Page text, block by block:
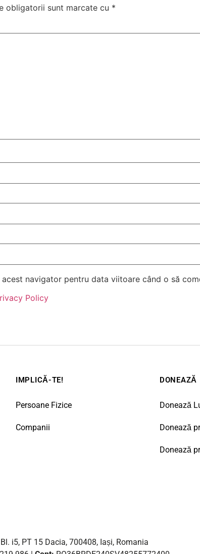
obligatorii sunt marcate cu *
navigator pentru data viitoare când o să
Policy
IMPLICĂ-TE!
Persoane Fizice
Companii
DONEAZĂ
Donează
Donează
Donează
i5, PT 15 Dacia, 700408, Iași, Romania